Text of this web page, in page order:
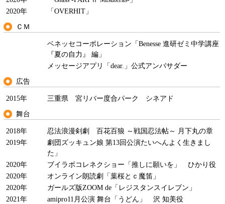
2020年
「OVERHIT」
ＣＭ
ベネッセコーポレーション「Benesse 進研ゼミ中学講座
『夏の自力』 編」
メッセージアプリ「dear.」公式アンバサダー
広告
2015年 三重県 宮リバー度合パーク シネアド
舞台
2018年
忍法浪漫剣劇 百花百狼 ～戦国忍法帖～ 月下丸の章
2019年
劇団ズッキュン娘 第13回公演たいへんよく生きまし
た」
2020年
ブイラボコレネクショー「推しに願いを」 ひかり役
2020年
オンライン朗読劇「葉桜とｃ魔笛」
2020年
ガールズ版ZOOM de「レジスタンスイレブン」
2021年
amipro11月公演 舞台「うどん」 沢 知美役